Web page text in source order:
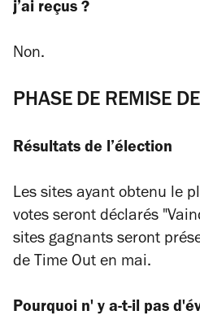
j’ai reçus ?
Non.
PHASE DE REMISE
Résultats de l’élection
Les sites ayant obtenu le
votes seront déclarés
sites gagnants seront
de Time Out en mai.
Pourquoi n' y a-t-il pas